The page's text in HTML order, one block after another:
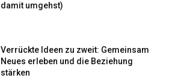
damit umgehst)
Verrückte Ideen zu zweit: Gemeinsam
Neues erleben und die Beziehung
stärken